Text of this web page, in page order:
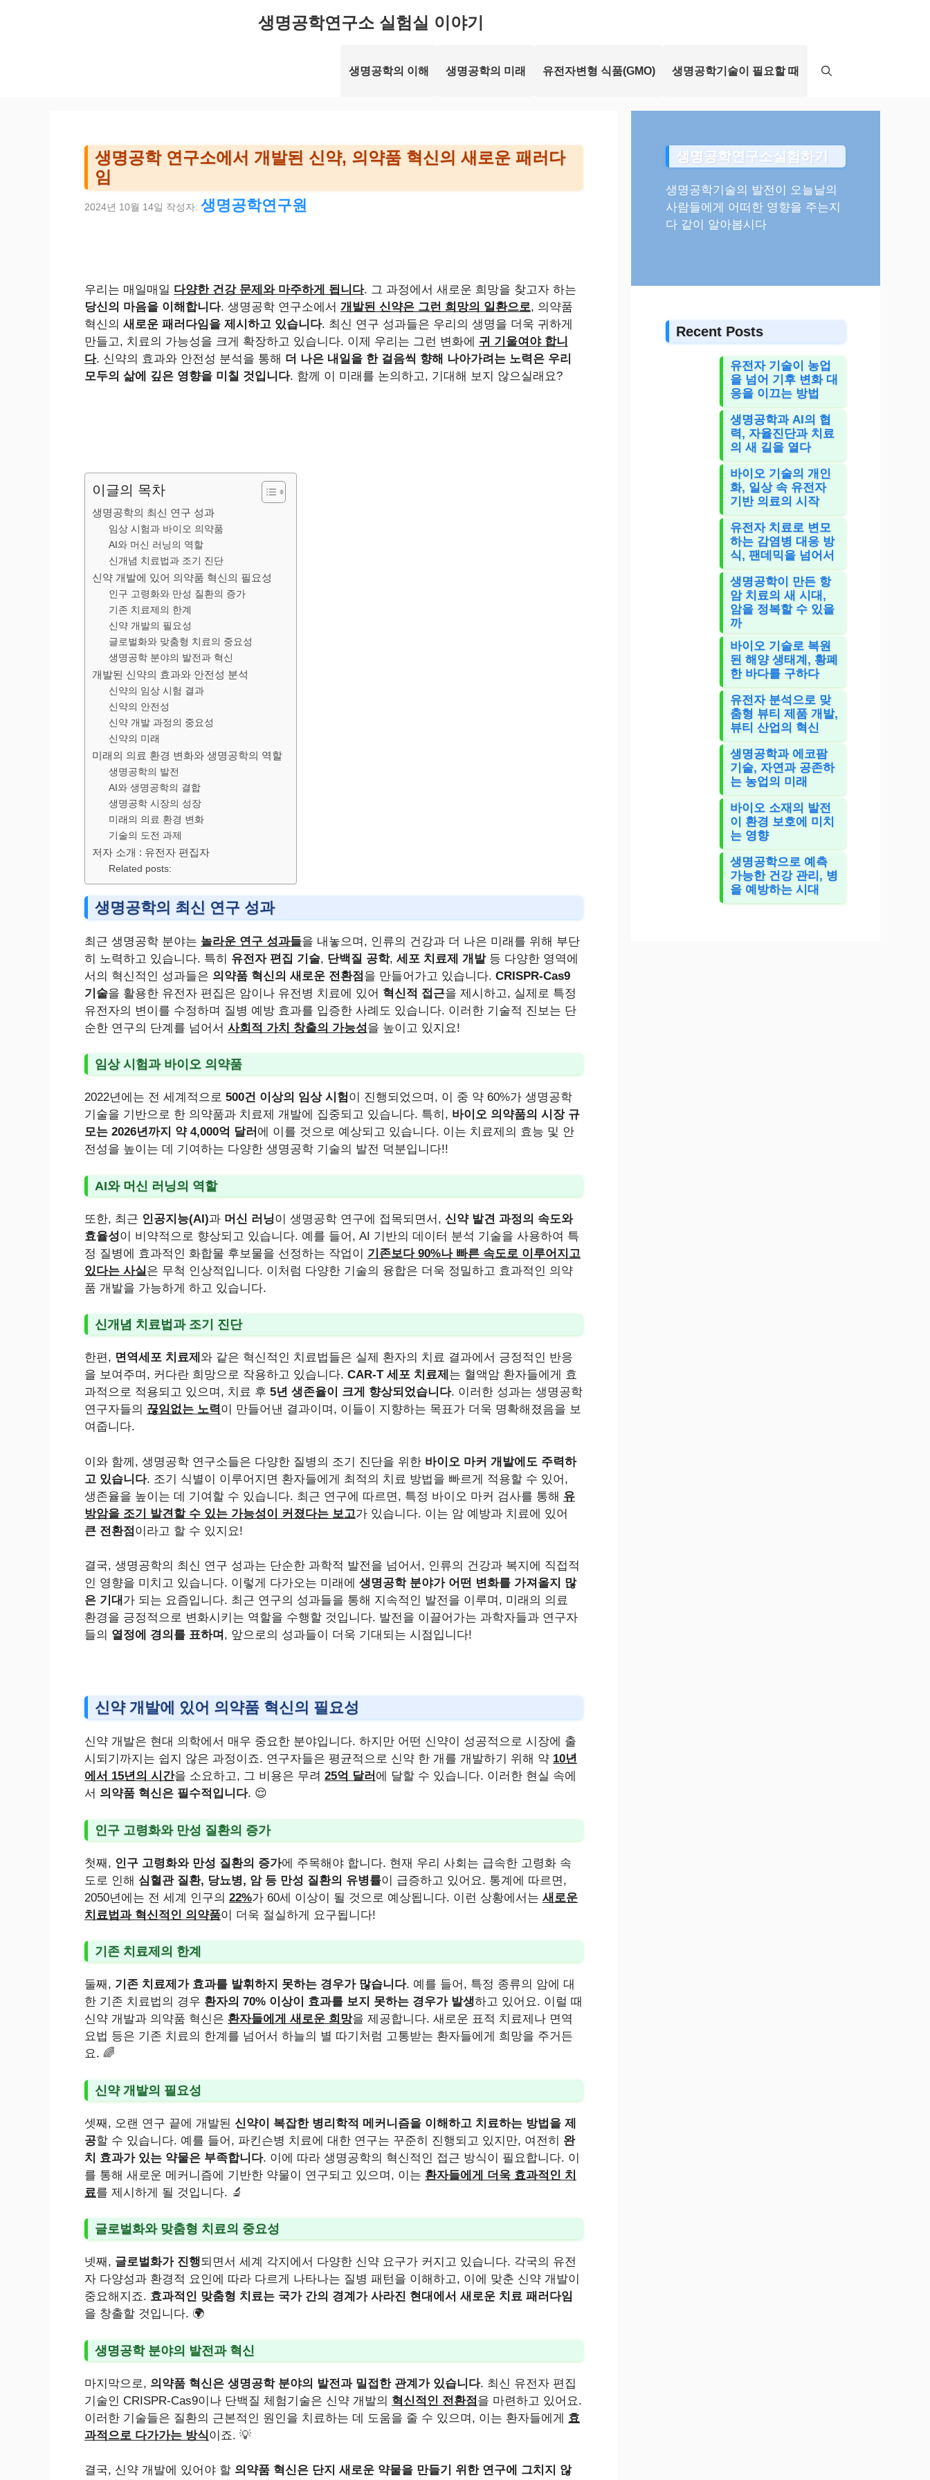
생명공학연구소 실험실 이야기
생명공학의 이해 생명공학의 미래 유전자변형 식품(GMO) 생명공학기술이 필요할 때
생명공학 연구소에서 개발된 신약, 의약품 혁신의 새로운 패러다
임
2024년 10월 14일 작성자: 생명공학연구원
우리는 매일매일 다양한 건강 문제와 마주하게 됩니다. 그 과정에서 새로운 희망을 찾고자 하는
당신의 마음을 이해합니다. 생명공학 연구소에서 개발된 신약은 그런 희망의 일환으로, 의약품
혁신의 새로운 패러다임을 제시하고 있습니다. 최신 연구 성과들은 우리의 생명을 더욱 귀하게
만들고, 치료의 가능성을 크게 확장하고 있습니다. 이제 우리는 그런 변화에 귀 기울여야 합니
다. 신약의 효과와 안전성 분석을 통해 더 나은 내일을 한 걸음씩 향해 나아가려는 노력은 우리
모두의 삶에 깊은 영향을 미칠 것입니다. 함께 이 미래를 논의하고, 기대해 보지 않으실래요?
이글의 목차
생명공학의 최신 연구 성과
임상 시험과 바이오 의약품
AI와 머신 러닝의 역할
신개념 치료법과 조기 진단
신약 개발에 있어 의약품 혁신의 필요성
인구 고령화와 만성 질환의 증가
기존 치료제의 한계
신약 개발의 필요성
글로벌화와 맞춤형 치료의 중요성
생명공학 분야의 발전과 혁신
개발된 신약의 효과와 안전성 분석
신약의 임상 시험 결과
신약의 안전성
신약 개발 과정의 중요성
신약의 미래
미래의 의료 환경 변화와 생명공학의 역할
생명공학의 발전
AI와 생명공학의 결합
생명공학 시장의 성장
미래의 의료 환경 변화
기술의 도전 과제
저자 소개 : 유전자 편집자
Related posts:
생명공학의 최신 연구 성과
최근 생명공학 분야는 놀라운 연구 성과들을 내놓으며, 인류의 건강과 더 나은 미래를 위해 부단
히 노력하고 있습니다. 특히 유전자 편집 기술, 단백질 공학, 세포 치료제 개발등 다양한 영역에
서의 혁신적인 성과들은 의약품 혁신의 새로운 전환점 을 만들어가고 있습니다. CRISPR-Cas9
기술을 활용한 유전자 편집은 암이나 유전병 치료에 있어 혁신적 접근을 제시하고, 실제로 특정
유전자의 변이를 수정하며 질병 예방 효과를 입증한 사례도 있습니다. 이러한 기술적 진보는 단
순한 연구의 단계를 넘어서 사회적 가치 창출의 가능성을 높이고 있지요!
임상 시험과 바이오 의약품
2022년에는 전 세계적으로 500건 이상의 임상 시험이 진행되었으며, 이 중 약 60%가 생명공학
기술을 기반으로 한 의약품과 치료제 개발에 집중되고 있습니다. 특히, 바이오 의약품의 시장 규
모는 2026년까지 약 4,000억 달러 에 이를 것으로 예상되고 있습니다. 이는 치료제의 효능 및 안
전성을 높이는 데 기여하는 다양한 생명공학 기술의 발전 덕분입니다!!
AI와 머신 러닝의 역할
또한, 최근 인공지능(AI)과 머신 러닝이 생명공학 연구에 접목되면서, 신약 발견 과정의 속도와
효율성이 비약적으로 향상되고 있습니다. 예를 들어, AI 기반의 데이터 분석 기술을 사용하여 특
정 질병에 효과적인 화합물 후보물을 선정하는 작업이 기존보다 90%나 빠른 속도로 이루어지고
있다는 사실 은 무척 인상적입니다. 이처럼 다양한 기술의 융합은 더욱 정밀하고 효과적인 의약
품 개발을 가능하게 하고 있습니다.
신개념 치료법과 조기 진단
한편, 면역세포 치료제 와 같은 혁신적인 치료법들은 실제 환자의 치료 결과에서 긍정적인 반응
을 보여주며, 커다란 희망으로 작용하고 있습니다. CAR-T 세포 치료제 는 혈액암 환자들에게 효
과적으로 적용되고 있으며, 치료 후 5년 생존율이 크게 향상되었습니다. 이러한 성과는 생명공학
연구자들의 끊임없는 노력이 만들어낸 결과이며, 이들이 지향하는 목표가 더욱 명확해졌음을 보
여줍니다.
이와 함께, 생명공학 연구소들은 다양한 질병의 조기 진단을 위한 바이오 마커 개발에도 주력하
고 있습니다. 조기 식별이 이루어지면 환자들에게 최적의 치료 방법을 빠르게 적용할 수 있어,
생존율을 높이는 데 기여할 수 있습니다. 최근 연구에 따르면, 특정 바이오 마커 검사를 통해 유
방암을 조기 발견할 수 있는 가능성이 커졌다는 보고가 있습니다. 이는 암 예방과 치료에 있어
큰 전환점 이라고 할 수 있지요!
결국, 생명공학의 최신 연구 성과는 단순한 과학적 발전을 넘어서, 인류의 건강과 복지에 직접적
인 영향을 미치고 있습니다. 이렇게 다가오는 미래에 생명공학 분야가 어떤 변화를 가져올지 많
은 기대 가 되는 요즘입니다. 최근 연구의 성과들을 통해 지속적인 발전을 이루며, 미래의 의료
환경을 긍정적으로 변화시키는 역할을 수행할 것입니다. 발전을 이끌어가는 과학자들과 연구자
들의 열정에 경의를 표하며 , 앞으로의 성과들이 더욱 기대되는 시점입니다!
신약 개발에 있어 의약품 혁신의 필요성
신약 개발은 현대 의학에서 매우 중요한 분야입니다. 하지만 어떤 신약이 성공적으로 시장에 출
시되기까지는 쉽지 않은 과정이죠. 연구자들은 평균적으로 신약 한 개를 개발하기 위해 약 10년
에서 15년의 시간을 소요하고, 그 비용은 무려 25억 달러 에 달할 수 있습니다. 이러한 현실 속에
서 의약품 혁신은 필수적입니다. 😌
인구 고령화와 만성 질환의 증가
첫째, 인구 고령화와 만성 질환의 증가에 주목해야 합니다. 현재 우리 사회는 급속한 고령화 속
도로 인해 심혈관 질환, 당뇨병, 암 등 만성 질환의 유병률이 급증하고 있어요. 통계에 따르면,
2050년에는 전 세계 인구의 22%가 60세 이상이 될 것으로 예상됩니다. 이런 상황에서는 새로운
치료법과 혁신적인 의약품이 더욱 절실하게 요구됩니다!
기존 치료제의 한계
둘째, 기존 치료제가 효과를 발휘하지 못하는 경우가 많습니다. 예를 들어, 특정 종류의 암에 대
한 기존 치료법의 경우 환자의 70% 이상이 효과를 보지 못하는 경우가 발생하고 있어요. 이럴 때
신약 개발과 의약품 혁신은 환자들에게 새로운 희망을 제공합니다. 새로운 표적 치료제나 면역
요법 등은 기존 치료의 한계를 넘어서 하늘의 별 따기처럼 고통받는 환자들에게 희망을 주거든
요. 🌈
신약 개발의 필요성
셋째, 오랜 연구 끝에 개발된 신약이 복잡한 병리학적 메커니즘을 이해하고 치료하는 방법을 제
공할 수 있습니다. 예를 들어, 파킨슨병 치료에 대한 연구는 꾸준히 진행되고 있지만, 여전히 완
치 효과가 있는 약물은 부족합니다. 이에 따라 생명공학의 혁신적인 접근 방식이 필요합니다. 이
를 통해 새로운 메커니즘에 기반한 약물이 연구되고 있으며, 이는 환자들에게 더욱 효과적인 치
료를 제시하게 될 것입니다. 🔬
글로벌화와 맞춤형 치료의 중요성
넷째, 글로벌화가 진행되면서 세계 각지에서 다양한 신약 요구가 커지고 있습니다. 각국의 유전
자 다양성과 환경적 요인에 따라 다르게 나타나는 질병 패턴을 이해하고, 이에 맞춘 신약 개발이
중요해지죠. 효과적인 맞춤형 치료는 국가 간의 경계가 사라진 현대에서 새로운 치료 패러다임
을 창출할 것입니다. 🌍
생명공학 분야의 발전과 혁신
마지막으로, 의약품 혁신은 생명공학 분야의 발전과 밀접한 관계가 있습니다. 최신 유전자 편집
기술인 CRISPR-Cas9이나 단백질 체험기술은 신약 개발의 혁신적인 전환점 을 마련하고 있어요.
이러한 기술들은 질환의 근본적인 원인을 치료하는 데 도움을 줄 수 있으며, 이는 환자들에게 효
과적으로 다가가는 방식이죠. 💡
결국, 신약 개발에 있어야 할 의약품 혁신은 단지 새로운 약물을 만들기 위한 연구에 그치지 않
생명공학연구소실험하기
생명공학기술의 발전이 오늘날의
사람들에게 어떠한 영향을 주는지
다 같이 알아봅시다
Recent Posts
유전자 기술이 농업
을 넘어 기후 변화 대
응을 이끄는 방법
생명공학과 AI의 협
력, 자율진단과 치료
의 새 길을 열다
바이오 기술의 개인
화, 일상 속 유전자
기반 의료의 시작
유전자 치료로 변모
하는 감염병 대응 방
식, 팬데믹을 넘어서
생명공학이 만든 항
암 치료의 새 시대,
암을 정복할 수 있을
까
바이오 기술로 복원
된 해양 생태계, 황폐
한 바다를 구하다
유전자 분석으로 맞
춤형 뷰티 제품 개발,
뷰티 산업의 혁신
생명공학과 에코팜
기술, 자연과 공존하
는 농업의 미래
바이오 소재의 발전
이 환경 보호에 미치
는 영향
생명공학으로 예측
가능한 건강 관리, 병
을 예방하는 시대